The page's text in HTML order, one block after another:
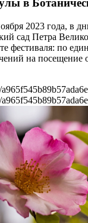
в
2023 года, в
сад Петра
фестиваля: по
на посещение